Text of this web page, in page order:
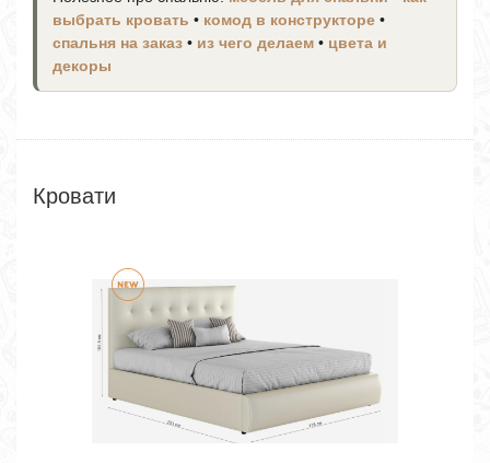
выбрать кровать • комод в конструкторе •
спальня на заказ • из чего делаем • цвета и
декоры
Кровати